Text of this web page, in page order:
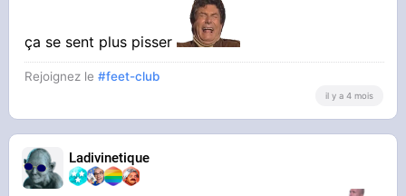
Quand t’es le seul papa solide à la
sortie d’école !
ça se sent plus pisser
Rejoignez le#feet-club
il y a 4 mois
Ladivinetique